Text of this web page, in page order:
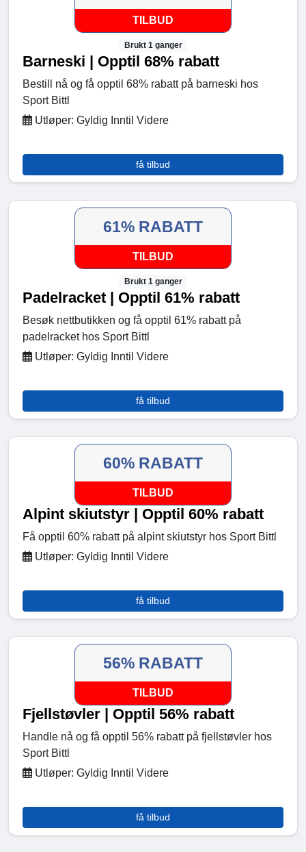
TILBUD
Brukt 1 ganger
Barneski | Opptil 68% rabatt
Bestill nå og få opptil 68% rabatt på barneski hos
Sport Bittl
Utløper: Gyldig Inntil Videre
få tilbud
61% RABATT
TILBUD
Brukt 1 ganger
Padelracket | Opptil 61% rabatt
Besøk nettbutikken og få opptil 61% rabatt på
padelracket hos Sport Bittl
Utløper: Gyldig Inntil Videre
få tilbud
60% RABATT
TILBUD
Alpint skiutstyr | Opptil 60% rabatt
Få opptil 60% rabatt på alpint skiutstyr hos Sport Bittl
Utløper: Gyldig Inntil Videre
få tilbud
56% RABATT
TILBUD
Fjellstøvler | Opptil 56% rabatt
Handle nå og få opptil 56% rabatt på fjellstøvler hos
Sport Bittl
Utløper: Gyldig Inntil Videre
få tilbud